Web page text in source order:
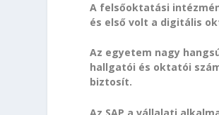
A felsőoktatási
és első volt a digitális
Az egyetem nagy
hallgatói és oktatói
biztosít.